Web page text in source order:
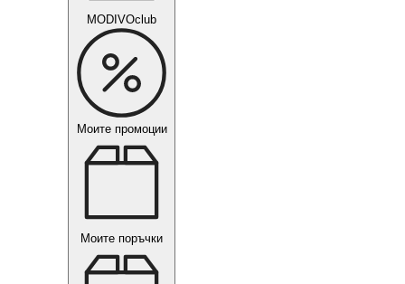
MODIVOclub
Моите промоции
Моите поръчки